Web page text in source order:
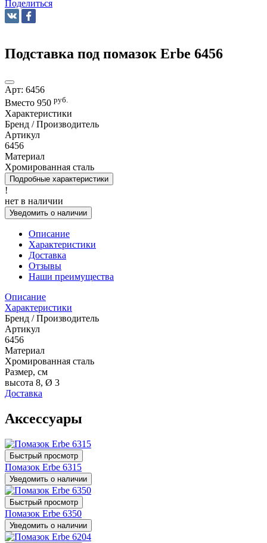
Поделиться
Подставка под помазок Erbe 6456
Арт: 6456
Вместо 950 руб.
Характеристики
Бренд / Производитель
Артикул
6456
Материал
Хромированная сталь
Подробные характеристики
!
нет в наличии
Уведомить о наличии
Описание
Характеристики
Доставка
Отзывы
Наши преимущества
Описание
Характеристики
Бренд / Производитель
Артикул
6456
Материал
Хромированная сталь
Размер, см
высота 8, Ø 3
Доставка
Аксессуары
Быстрый просмотр
Помазок Erbe 6315
Уведомить о наличии
Быстрый просмотр
Помазок Erbe 6350
Уведомить о наличии